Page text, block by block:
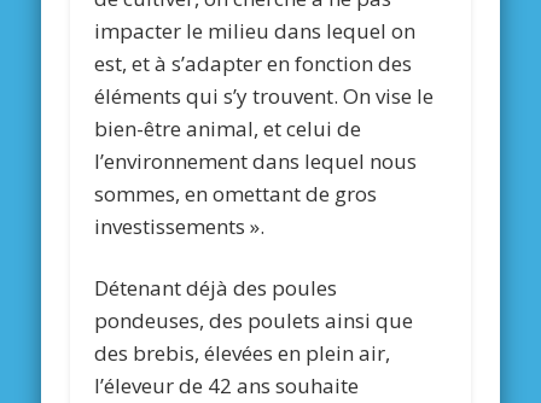
impacter le milieu dans lequel on
est, et à s’adapter en fonction des
éléments qui s’y trouvent. On vise le
bien-être animal, et celui de
l’environnement dans lequel nous
sommes, en omettant de gros
investissements ».
Détenant déjà des poules
pondeuses, des poulets ainsi que
des brebis, élevées en plein air,
l’éleveur de 42 ans souhaite